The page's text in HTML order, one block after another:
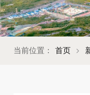
当前位置： 首页